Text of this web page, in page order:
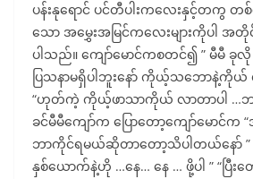
ပန်းနုရောင် ပင်တီပါးကလေးနှင့်တကွ တ
သော အမွှေးအမြင်ကလေးများကိုပါ အတိုင်
ပါသည်။ ကျော်မောင်ကစတင်၍ ” မီမီ
ပြသနာမရှိပါဘူးနော် ကိုယ့်သဘောနဲ့ကို
“ဟုတ်ကဲ့ ကိုယ့်ဖာသာကိုယ် လာတာပါ …ဘာ
ခင်မီမီကျော်က ပြောတော့ကျော်မော
ဘာကိုင်ရမယ်ဆိုတာတော့သိပါတယ်နော်
နှစ်ယောက်နဲ့ဟို …နေ… နေ … ဖို့ပါ ” “ပြီးတ